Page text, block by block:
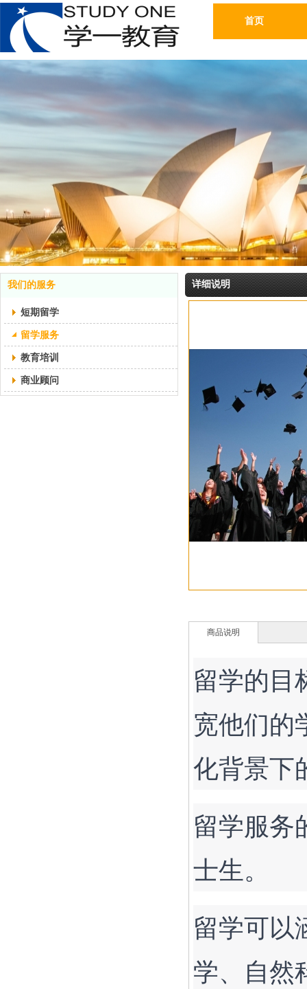
首页
我们的服务
短期留学
留学服务
教育培训
商业顾问
详细说明
商品说明
留学的目
宽他们的
化背景下
留学服务
士生。
留学可以
学、自然